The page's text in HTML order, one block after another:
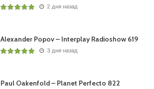
2 дня назад
Alexander Popov – Interplay Radioshow 619
3 дня назад
Paul Oakenfold – Planet Perfecto 822